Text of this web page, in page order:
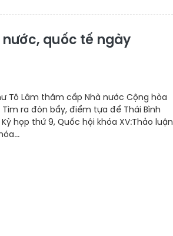
quốc tế ngày
Tô Lâm thăm cấp Nhà nước Cộng hòa
ra đòn bẩy, điểm tựa để Thái Bình
họp thứ 9, Quốc hội khóa XV:Thảo luận